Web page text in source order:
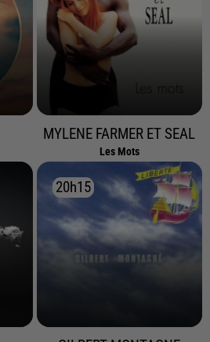
MYLENE FARMER ET SEAL
Les Mots
20h15
20h15